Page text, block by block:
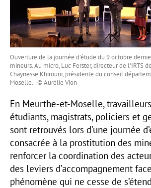
Ouverture de la journée d'étude du 9 octobre
mineurs. Au micro, Luc Ferster, directeur de l'IRTS
Chaynesse Khirouni, présidente du conseil
Moselle. - © Aurélie Vion
En Meurthe-et-Moselle,
étudiants, magistrats, policiers et
sont retrouvés lors d’une journée
consacrée à la prostitution des
renforcer la coordination des
des leviers d’accompagnement
phénomène qui ne cesse de